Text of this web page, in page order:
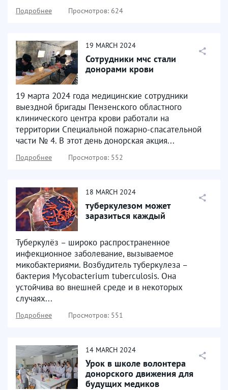
Подробнее Просмотров: 624
19 MARCH 2024
Сотрудники мчс стали
донорами крови
19 марта 2024 года медицинские сотрудники
выездной бригады Пензенского областного
клинического центра крови работали на
территории Специальной пожарно-спасательной
части № 4. В этот день донорская акция...
Подробнее Просмотров: 552
18 MARCH 2024
туберкулезом может
заразиться каждый
Туберкулёз – широко распространенное
инфекционное заболевание, вызываемое
микобактериями. Возбудитель туберкулеза –
бактерия Mycobacterium tuberculosis. Она
устойчива во внешней среде и в некоторых
случаях...
Подробнее Просмотров: 551
14 MARCH 2024
Урок в школе волонтера
донорского движения для
будущих медиков